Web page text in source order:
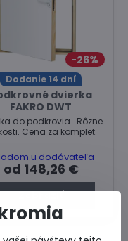
26%
Dodanie 14 dní
dvierka
FAKRO DWT
do podkrovia . Rôzne
Cena za komplet.
u dodávateľa
od 148,26 €
Zobraziť